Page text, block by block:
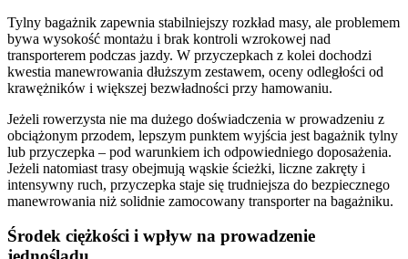
Tylny bagażnik zapewnia stabilniejszy rozkład masy, ale problemem
bywa wysokość montażu i brak kontroli wzrokowej nad
transporterem podczas jazdy. W przyczepkach z kolei dochodzi
kwestia manewrowania dłuższym zestawem, oceny odległości od
krawężników i większej bezwładności przy hamowaniu.
Jeżeli rowerzysta nie ma dużego doświadczenia w prowadzeniu z
obciążonym przodem, lepszym punktem wyjścia jest bagażnik tylny
lub przyczepka – pod warunkiem ich odpowiedniego doposażenia.
Jeżeli natomiast trasy obejmują wąskie ścieżki, liczne zakręty i
intensywny ruch, przyczepka staje się trudniejsza do bezpiecznego
manewrowania niż solidnie zamocowany transporter na bagażniku.
Środek ciężkości i wpływ na prowadzenie